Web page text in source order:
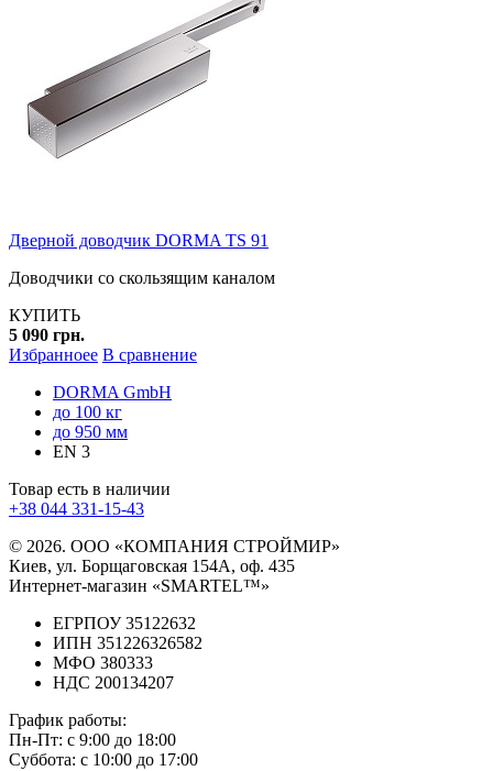
Дверной доводчик DORMA TS 91
Доводчики со скользящим каналом
КУПИТЬ
5 090 грн.
Избранноее В сравнение
DORMA GmbH
до 100 кг
до 950 мм
EN 3
Товар есть в наличии
+38 044 331-15-43
© 2026. ООО «КОМПАНИЯ СТРОЙМИР»
Киев, ул. Борщаговская 154А, оф. 435
Интернет-магазин «SMARTEL™»
ЕГРПОУ 35122632
ИПН 351226326582
МФО 380333
НДС 200134207
График работы:
Пн-Пт: с 9:00 до 18:00
Суббота: с 10:00 до 17:00